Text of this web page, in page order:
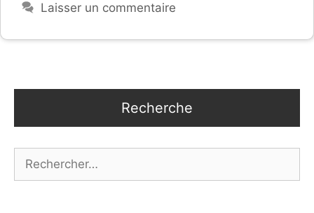
Laisser un commentaire
Recherche